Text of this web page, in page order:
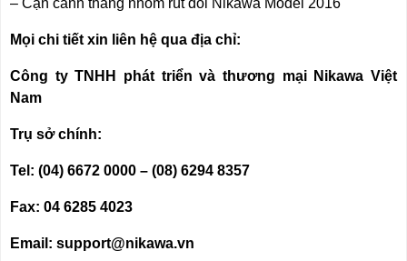
– Cận cảnh thang nhôm rút đôi Nikawa Model 2016
Mọi chi tiết xin liên hệ qua địa chỉ:
Công ty TNHH phát triển và thương mại Nikawa Việt
Nam
Trụ sở chính:
Tel: (04) 6672 0000 – (08) 6294 8357
Fax: 04 6285 4023
Email: support@nikawa.vn